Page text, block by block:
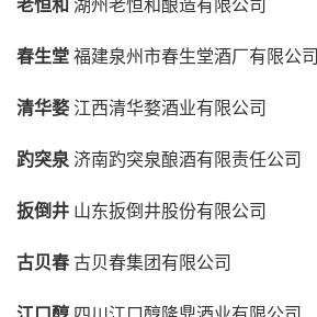
老恒和 湖州老恒和酿造有限公司
春生堂 福建泉州市春生堂酒厂有限公司
清华婺江西清华婺酒业有限公司
趵突泉 济南趵突泉酿酒有限责任公司
扳倒井 山东扳倒井股份有限公司
古贝春古贝春集团有限公司